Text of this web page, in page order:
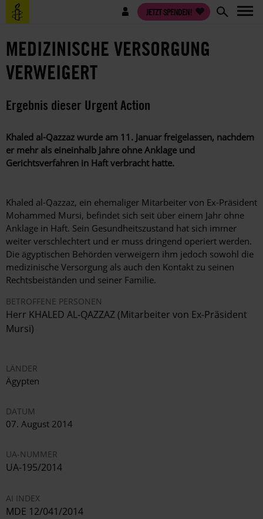
Direkt
zum
Benutzermenü JETZT SPENDEN!
MEDIZINISCHE VERSORGUNG
VERWEIGERT
Ergebnis dieser Urgent Action
Khaled al-Qazzaz wurde am 11. Januar freigelassen, nachdem
er mehr als eineinhalb Jahre ohne Anklage und
Gerichtsverfahren in Haft verbracht hatte.
Khaled al-Qazzaz, ein ehemaliger Mitarbeiter von Ex-Präsident
Mohammed Mursi, befindet sich seit über einem Jahr ohne
Anklage in Haft. Sein Gesundheitszustand hat sich immer
weiter verschlechtert und er muss dringend operiert werden.
Die ägyptischen Behörden verweigern ihm jedoch sowohl die
medizinische Versorgung als auch den Kontakt zu seinen
Rechtsbeiständen und seiner Familie.
BETROFFENE PERSONEN
Herr KHALED AL-QAZZAZ (Mitarbeiter von Ex-Präsident
Mursi)
LÄNDER
Ägypten
DATUM
07. August 2014
UA-NUMMER
UA-195/2014
AI INDEX
MDE 12/041/2014